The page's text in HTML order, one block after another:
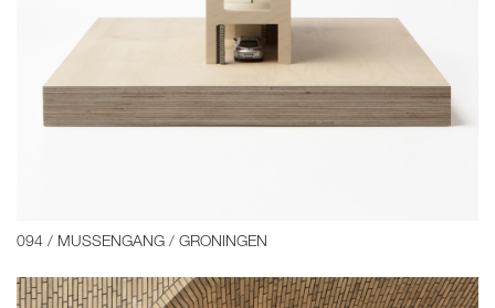
094 / MUSSENGANG / GRONINGEN